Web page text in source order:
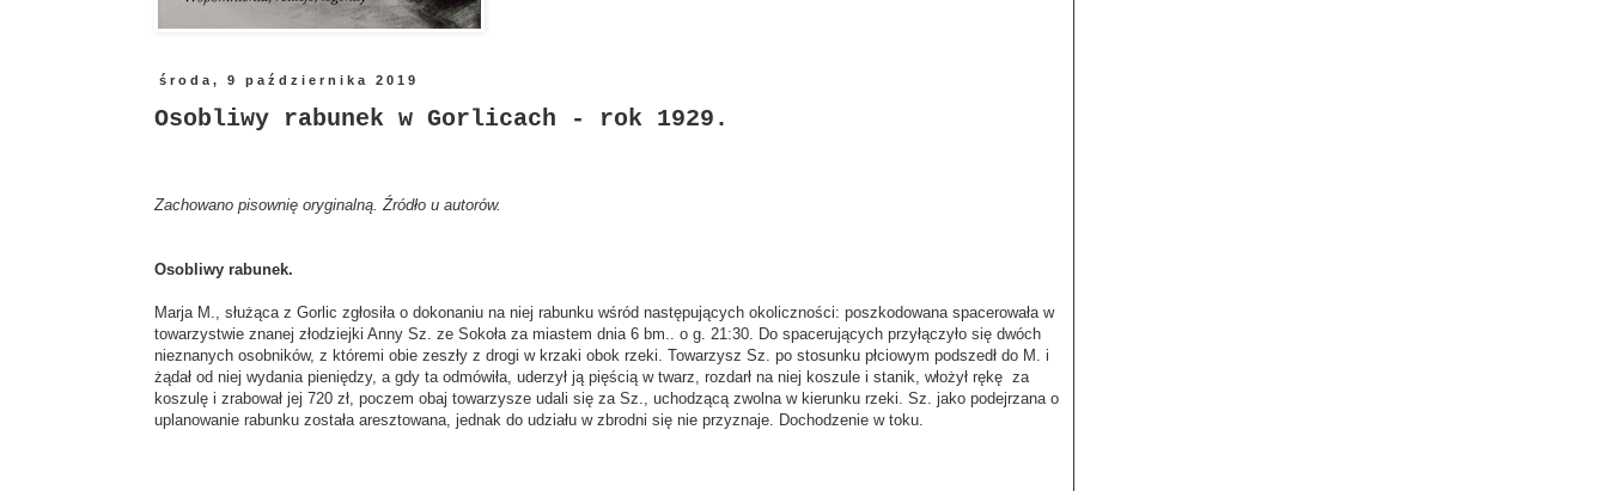
środa, 9 października 2019
Osobliwy rabunek w Gorlicach - rok 1929.
Zachowano pisownię oryginalną. Źródło u autorów.
Osobliwy rabunek.
Marja M., służąca z Gorlic zgłosiła o dokonaniu na niej rabunku wśród następujących okoliczności: poszkodowana spacerowała w
towarzystwie znanej złodziejki Anny Sz. ze Sokoła za miastem dnia 6 bm.. o g. 21:30. Do spacerujących przyłączyło się dwóch
nieznanych osobników, z któremi obie zeszły z drogi w krzaki obok rzeki. Towarzysz Sz. po stosunku płciowym podszedł do M. i
żądał od niej wydania pieniędzy, a gdy ta odmówiła, uderzył ją pięścią w twarz, rozdarł na niej koszule i stanik, włożył rękę za
koszulę i zrabował jej 720 zł, poczem obaj towarzysze udali się za Sz., uchodzącą zwolna w kierunku rzeki. Sz. jako podejrzana o
uplanowanie rabunku została aresztowana, jednak do udziału w zbrodni się nie przyznaje. Dochodzenie w toku.